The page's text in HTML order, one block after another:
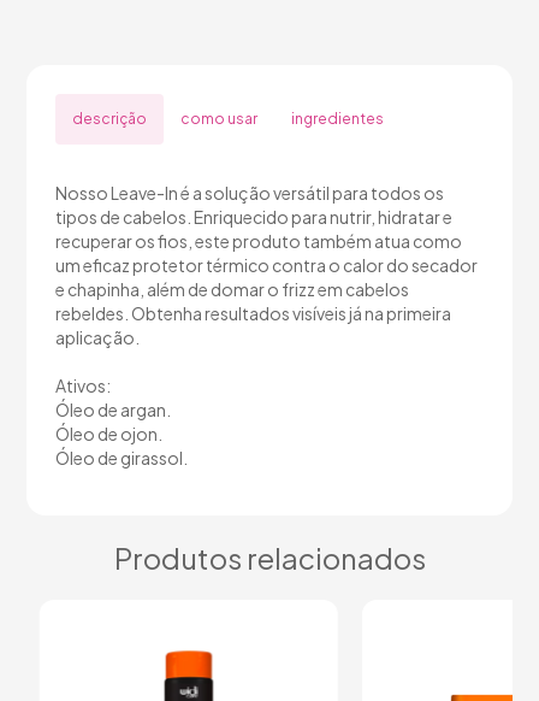
descrição como usar ingredientes
Nosso Leave-In é a solução versátil para todos os
tipos de cabelos. Enriquecido para nutrir, hidratar e
recuperar os fios, este produto também atua como
um eficaz protetor térmico contra o calor do secador
e chapinha, além de domar o frizz em cabelos
rebeldes. Obtenha resultados visíveis já na primeira
aplicação.
Ativos:
Óleo de argan.
Óleo de ojon.
Óleo de girassol.
Produtos relacionados